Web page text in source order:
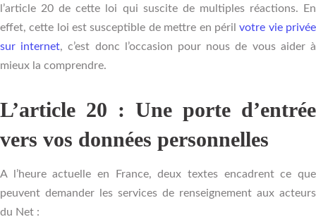
l’article 20 de cette loi qui suscite de multiples réactions. En
effet, cette loi est susceptible de mettre en périlvotre vie privée
sur internet, c’est donc l’occasion pour nous de vous aider à
mieux la comprendre.
L’article 20 : Une porte d’entrée
vers vos données personnelles
A l’heure actuelle en France, deux textes encadrent ce que
peuvent demander les services de renseignement aux acteurs
du Net :